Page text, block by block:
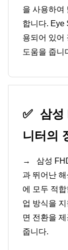
을 사용하여
합니다. Eye
용되어 있어
도움을 줍니
✅ 삼성
니터의
→
삼성
과 뛰어난
에 모두 적
업 방식을
면 전환을
줍니다.